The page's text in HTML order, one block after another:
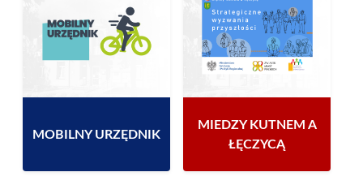
MOBILNY URZĘDNIK
MIEDZY KUTNEM A
ŁĘCZYCĄ